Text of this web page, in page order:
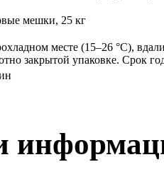
мешки, 25 кг
месте (15–26 °С),
закрытой упаковке. Срок